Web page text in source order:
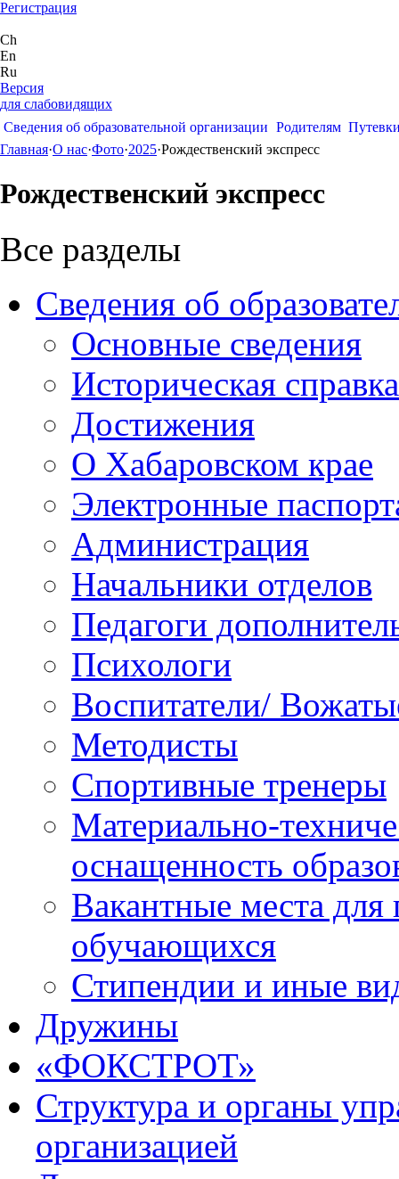
Регистрация
Ch
En
Ru
Версия
для слабовидящих
Сведения об образовательной организации Родителям
Главная·О нас·Фото·2025·Рождественский экспресс
Рождественский экспресс
Все разделы
Сведения об
Основные сведения
Историческая справка
Достижения
О Хабаровском крае
Электронные
Администрация
Начальники отделов
Педагоги
Психологи
Воспитатели/
Методисты
Спортивные тренеры
Материально-
оснащенность
Вакантные места для
обучающихся
Стипендии и иные
Дружины
«ФОКСТРОТ»
Структура и органы
организацией